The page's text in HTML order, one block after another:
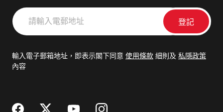
請
輸
郵
輸入電子郵箱地址，即表示閣下同意 使用條款 細則及 私隱政策
內容